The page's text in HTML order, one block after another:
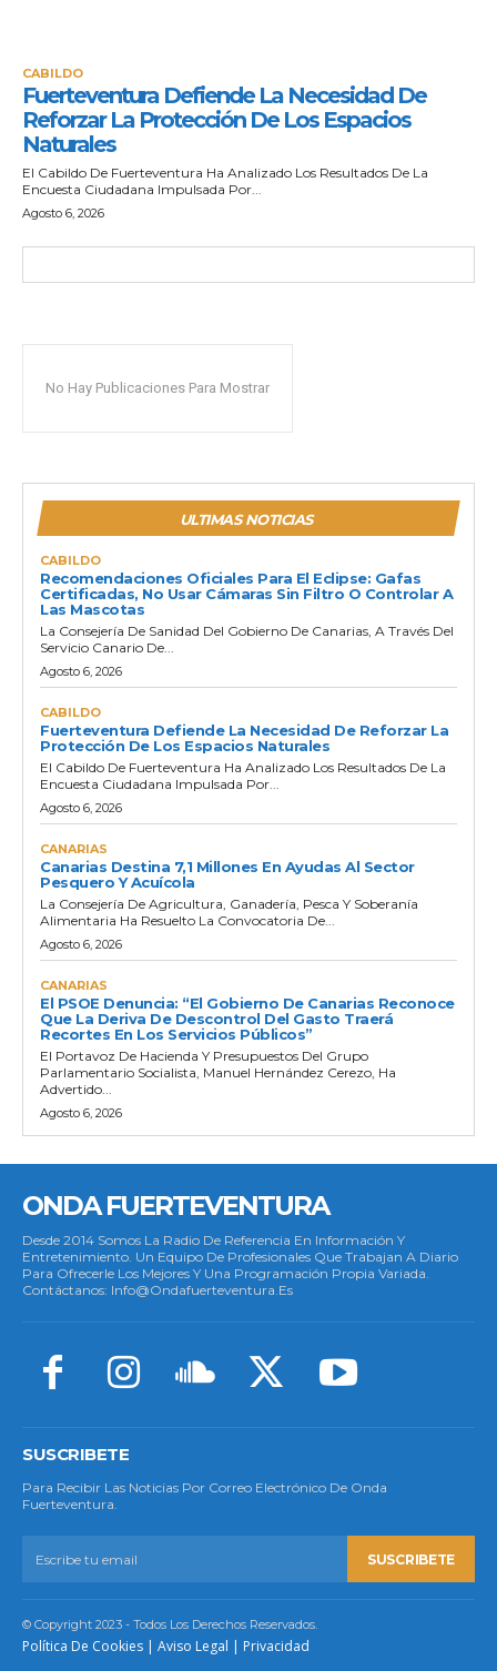
CABILDO
Fuerteventura Defiende La Necesidad De
Reforzar La Protección De Los Espacios
Naturales
El Cabildo De Fuerteventura Ha Analizado Los Resultados De La
Encuesta Ciudadana Impulsada Por...
Agosto 6, 2026
No Hay Publicaciones Para Mostrar
ULTIMAS NOTICIAS
CABILDO
Recomendaciones Oficiales Para El Eclipse: Gafas
Certificadas, No Usar Cámaras Sin Filtro O Controlar A
Las Mascotas
La Consejería De Sanidad Del Gobierno De Canarias, A Través Del
Servicio Canario De...
Agosto 6, 2026
CABILDO
Fuerteventura Defiende La Necesidad De Reforzar La
Protección De Los Espacios Naturales
El Cabildo De Fuerteventura Ha Analizado Los Resultados De La
Encuesta Ciudadana Impulsada Por...
Agosto 6, 2026
CANARIAS
Canarias Destina 7,1 Millones En Ayudas Al Sector
Pesquero Y Acuícola
La Consejería De Agricultura, Ganadería, Pesca Y Soberanía
Alimentaria Ha Resuelto La Convocatoria De...
Agosto 6, 2026
CANARIAS
El PSOE Denuncia: “El Gobierno De Canarias Reconoce
Que La Deriva De Descontrol Del Gasto Traerá
Recortes En Los Servicios Públicos”
El Portavoz De Hacienda Y Presupuestos Del Grupo
Parlamentario Socialista, Manuel Hernández Cerezo, Ha
Advertido...
Agosto 6, 2026
ONDA FUERTEVENTURA
Desde 2014 Somos La Radio De Referencia En Información Y
Entretenimiento. Un Equipo De Profesionales Que Trabajan A Diario
Para Ofrecerle Los Mejores Y Una Programación Propia Variada.
Contáctanos: Info@ondafuerteventura.es
SUSCRIBETE
Para Recibir Las Noticias Por Correo Electrónico De Onda
Fuerteventura.
SUSCRIBETE
© Copyright 2023 - Todos Los Derechos Reservados.
Política De Cookies | Aviso Legal | Privacidad